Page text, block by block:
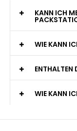
KANN ICH
WIE KANN
ENTHALTEN
WIE KANN